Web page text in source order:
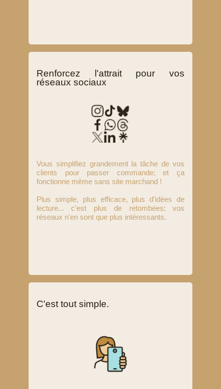
Renforcez l'attrait pour vos
réseaux sociaux
Vous simplifiez grandement la tâche de vos
clients pour passer commande; et ça
fonctionne même sans site marchand !
Plus simple, plus efficace, plus d'idées de
lecture... c'est plus de retombées; vos
réseaux n'en sont que plus intéressants.
C'est tout simple.